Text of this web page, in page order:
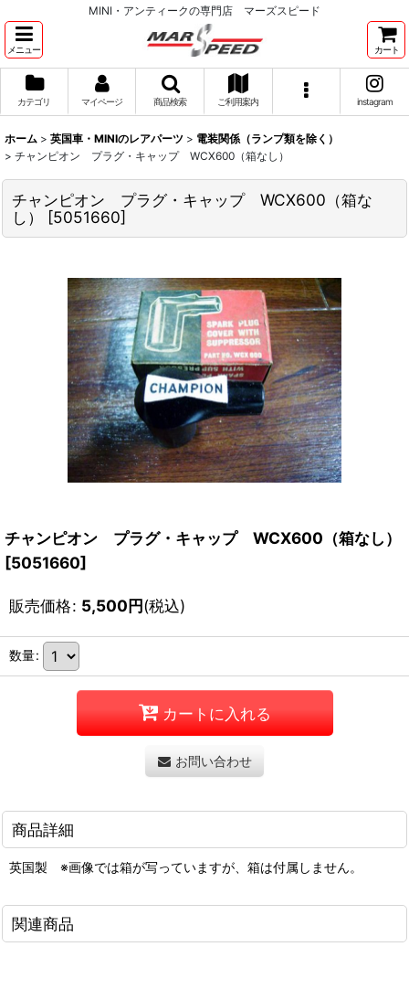
MINI・アンティークの専門店 マーズスピード
メニュー カート
カテゴリ マイページ 商品検索 ご利用案内 instagram
ホーム > 英国車・MINIのレアパーツ > 電装関係（ランプ類を除く）
> チャンピオン プラグ・キャップ WCX600（箱なし）
チャンピオン プラグ・キャップ WCX600（箱な
し）
[5051660]
チャンピオン プラグ・キャップ WCX600（箱なし）
[5051660]
販売価格: 5,500円(税込)
数量:
カートに入れる
お問い合わせ
商品詳細
英国製 ※画像では箱が写っていますが、箱は付属しません。
関連商品